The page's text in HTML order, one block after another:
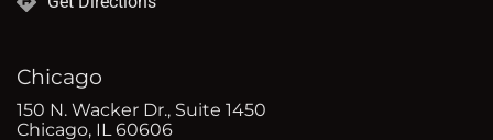
Chicago
150 N. Wacker Dr., Suite 1450
Chicago, IL 60606